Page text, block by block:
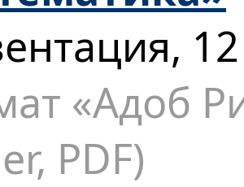
«Адоб
PDF)